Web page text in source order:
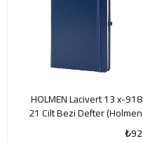
918-HOLMEN Lacivert 13 x
21 Cilt Bezi Defter (Holmen
Ki̇tap Kağıdı)
₺92